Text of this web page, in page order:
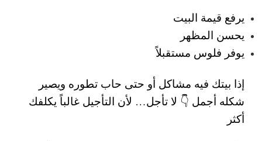
يرفع قيمة البيت
يحسن المظهر
يوفر فلوس مستقبلاً
إذا بيتك فيه مشاكل أو حتى حاب تطوره ويصير
شكله أجمل 👇 لا تأجل… لأن التأجيل غالباً يكلفك
أكثر